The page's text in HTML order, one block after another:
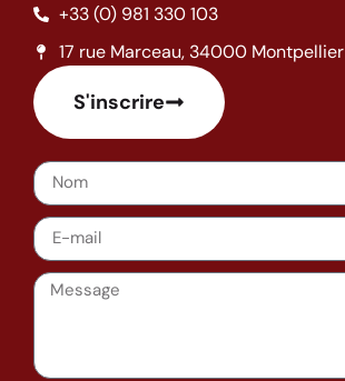
+33 (0) 981 330 103
17 rue Marceau, 34000 Montpellier
S'inscrire